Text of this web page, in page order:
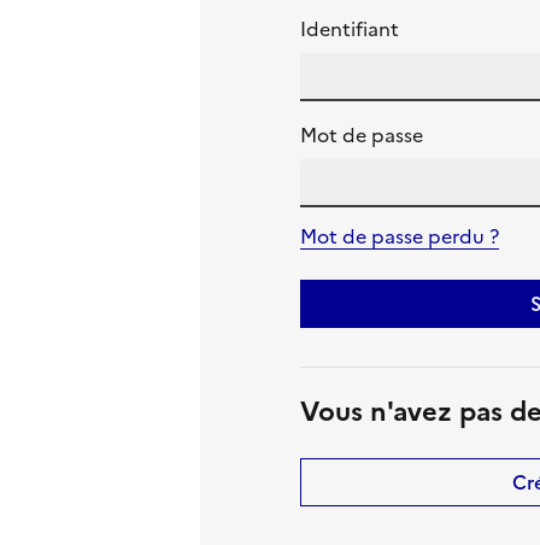
Identifiant
Mot de passe
Mot de passe perdu ?
Vous n'avez pas